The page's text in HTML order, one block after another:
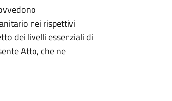
nei rispettivi
dei livelli essenziali di
Atto, che ne